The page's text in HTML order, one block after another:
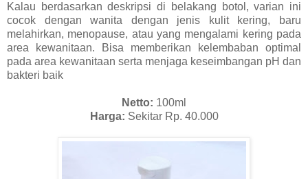
Kalau berdasarkan deskripsi di belakang botol, varian ini
cocok dengan wanita dengan jenis kulit kering, baru
melahirkan, menopause, atau yang mengalami kering pada
area kewanitaan. Bisa memberikan kelembaban optimal
pada area kewanitaan serta menjaga keseimbangan pH dan
bakteri baik
Netto: 100ml
Harga: Sekitar Rp. 40.000